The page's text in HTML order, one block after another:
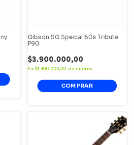
Gibson SG Special 60s Tribute
P90
$3.900.000,00
3 x $1.300.000,00 sin interés